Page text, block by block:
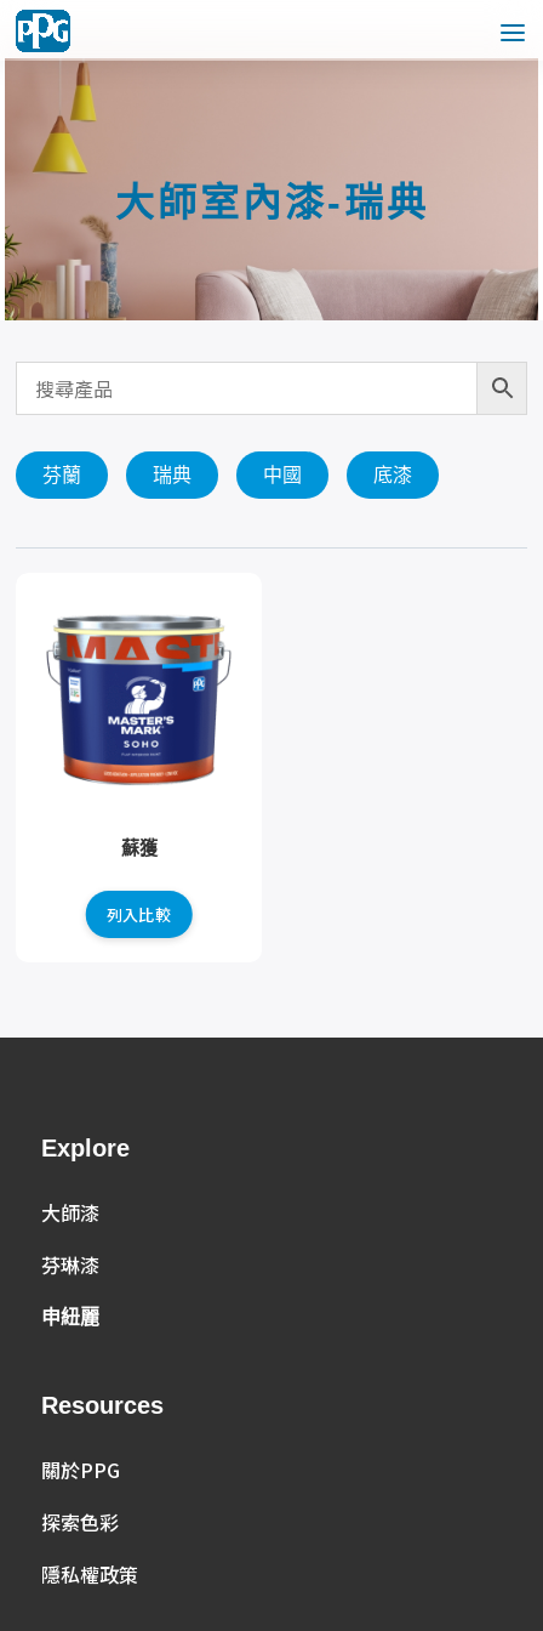
大師室內漆-瑞典
芬蘭 瑞典 中國 底漆
蘇獲
列入比較
Explore
大師漆
芬琳漆
申紐麗
Resources
關於PPG
探索色彩
隱私權政策